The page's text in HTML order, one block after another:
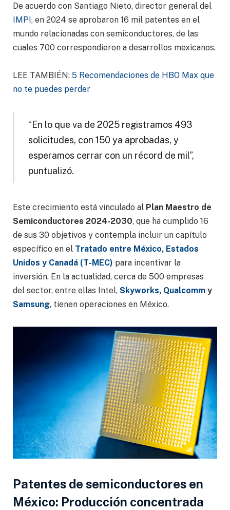
De acuerdo con Santiago Nieto, director general del
IMPI, en 2024 se aprobaron 16 mil patentes en el
mundo relacionadas con semiconductores, de las
cuales 700 correspondieron a desarrollos mexicanos.
LEE TAMBIÉN: 5 Recomendaciones de HBO Max que
no te puedes perder
“En lo que va de 2025 registramos 493
solicitudes, con 150 ya aprobadas, y
esperamos cerrar con un récord de mil”,
puntualizó.
Este crecimiento está vinculado al Plan Maestro de
Semiconductores 2024-2030, que ha cumplido 16
de sus 30 objetivos y contempla incluir un capítulo
específico en el Tratado entre México, Estados
Unidos y Canadá (T-MEC) para incentivar la
inversión. En la actualidad, cerca de 500 empresas
del sector, entre ellas Intel, Skyworks, Qualcomm y
Samsung, tienen operaciones en México.
Patentes de semiconductores en
México: Producción concentrada